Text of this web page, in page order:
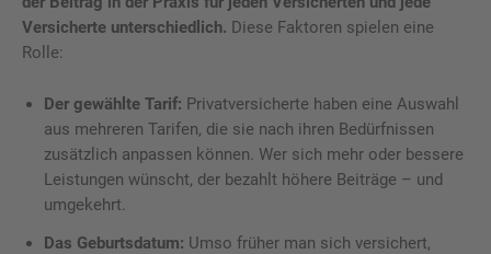
Versicherte unterschiedlich. Diese Faktoren spielen eine
Rolle:
Der gewählte Tarif: Privatversicherte haben eine Auswahl
aus mehreren Tarifen, die sie nach ihren Bedürfnissen
zusätzlich anpassen können. Wer sich mehr oder bessere
Leistungen wünscht, der bezahlt höhere Beiträge – und
umgekehrt.
Das Geburtsdatum: Umso früher man sich versichert,